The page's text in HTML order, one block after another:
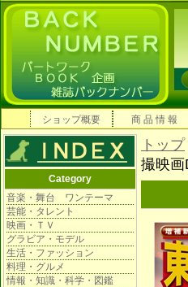
ショップ概要 商 品 情 報
Category
音楽・舞台 ワンテーマ
芸能・タレント
映画・ＴＶ
グラビア・モデル
生活・ファッション
料理・グルメ
情報・知識・科学・図鑑
トップ
撮映画